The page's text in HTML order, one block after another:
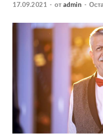
17.09.2021 - от admin -